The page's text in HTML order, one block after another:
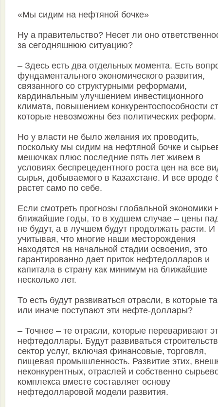
«Мы сидим на нефтяной бочке»
Ну а правительство? Несет ли оно
за сегодняшнюю ситуацию?
– Здесь есть два отдельных момента. Есть
фундаментального экономического развития,
связанного со структурными реформами,
кардинальным улучшением инвестиционного
климата, повышением конкурентоспособности
которые невозможны без политических реформ.
Но у власти не было желания их проводить,
поскольку мы сидим на нефтяной бочке и
мешочках плюс последние пять лет живем в
условиях беспрецедентного роста цен на все
сырья, добываемого в Казахстане. И все вроде
растет само по себе.
Если смотреть прогнозы глобальной экономики
ближайшие годы, то в худшем случае – цены
не будут, а в лучшем будут продолжать расти. И
учитывая, что многие наши месторождения
находятся на начальной стадии освоения, это
гарантированно дает приток нефтедолларов и
капитала в страну как минимум на ближайшие
несколько лет.
То есть будут развиваться отрасли, в которые
или иначе поступают эти нефте-доллары?
– Точнее – те отрасли, которые переваривают
нефтедоллары. Будут развиваться
сектор услуг, включая финансовые, торговля,
пищевая промышленность. Развитие этих,
неконкурентных, отраслей и собственно
комплекса вместе составляет основу
нефтедолларовой модели развития.